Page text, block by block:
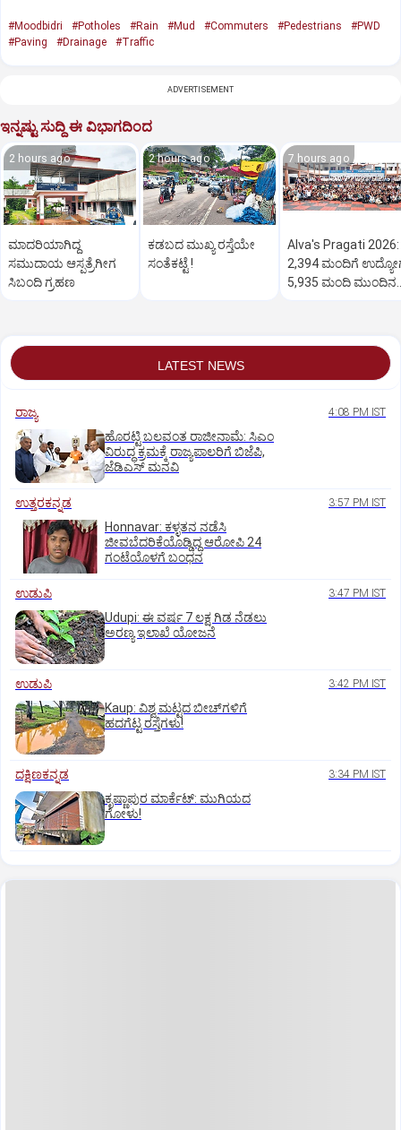
#Moodbidri #Potholes #Rain #Mud #Commuters #Pedestrians
#PWD
#Paving
#Drainage #Traffic
ADVERTISEMENT
ಇನ್ನಷ್ಟು ಸುದ್ದಿ ಈ ವಿಭಾಗದಿಂದ
2 hours ago
ಮಾದರಿಯಾಗಿದ್ದ
ಸಮುದಾಯ ಆಸ್ಪತ್ರೆಗೀಗ
ಸಿಬಂದಿ ಗ್ರಹಣ
2 hours ago
ಕಡಬದ ಮುಖ್ಯ ರಸ್ತೆಯೇ
ಸಂತೆಕಟ್ಟೆ !
7 hours ago
Alva's Pragati 2026:
2,394 ಮಂದಿಗೆ
5,935 ಮಂದಿ ಮುಂದಿನ
LATEST NEWS
ರಾಜ್ಯ 4:08 PM IST
ಹೊರಟ್ಟಿ ಬಲವಂತ ರಾಜೀನಾಮೆ: ಸಿಎಂ
ವಿರುದ್ಧ ಕ್ರಮಕ್ಕೆ ರಾಜ್ಯಪಾಲರಿಗೆ ಬಿಜೆಪಿ,
ಜೆಡಿಎಸ್ ಮನವಿ
ಉತ್ತರಕನ್ನಡ 3:57 PM IST
Honnavar: ಕಳ್ಳತನ ನಡೆಸಿ
ಜೀವಬೆದರಿಕೆಯೊಡ್ಡಿದ್ದ ಆರೋಪಿ 24
ಗಂಟೆಯೊಳಗೆ ಬಂಧನ
ಉಡುಪಿ 3:47 PM IST
Udupi: ಈ ವರ್ಷ 7 ಲಕ್ಷ ಗಿಡ ನೆಡಲು
ಅರಣ್ಯ ಇಲಾಖೆ ಯೋಜನೆ
ಉಡುಪಿ 3:42 PM IST
Kaup: ವಿಶ್ವ ಮಟ್ಟದ ಬೀಚ್‌ಗಳಿಗೆ
ಹದಗೆಟ್ಟ ರಸ್ತೆಗಳು!
ದಕ್ಷಿಣಕನ್ನಡ 3:34 PM IST
ಕೃಷ್ಣಾಪುರ ಮಾರ್ಕೆಟ್‌: ಮುಗಿಯದ
ಗೋಳು!